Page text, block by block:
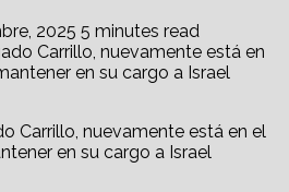
2025 5 minutes read
Carrillo, nuevamente está en el
en su cargo a Israel